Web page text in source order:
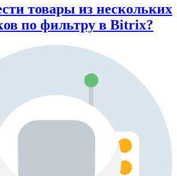
товары из нескольких
по фильтру в Bitrix?